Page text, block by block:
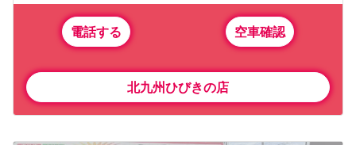
電話する 空車確認
北九州ひびきの店